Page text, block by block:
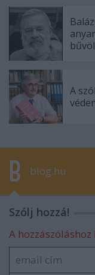
A
blog.hu
Szólj hozzá!
A